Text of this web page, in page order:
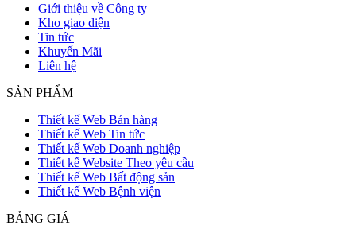
Giới thiệu về Công ty
Kho giao diện
Tin tức
Khuyến Mãi
Liên hệ
SẢN PHẨM
Thiết kế Web Bán hàng
Thiết kế Web Tin tức
Thiết kế Web Doanh nghiệp
Thiết kế Website Theo yêu cầu
Thiết kế Web Bất động sản
Thiết kế Web Bệnh viện
BẢNG GIÁ